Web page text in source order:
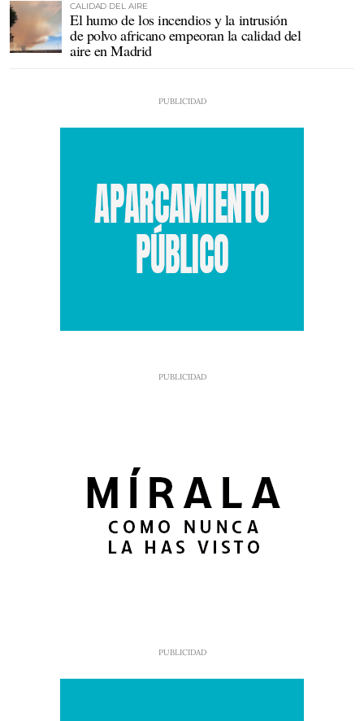
CALIDAD DEL AIRE
El humo de los incendios y la intrusión
de polvo africano empeoran la calidad del
aire en Madrid